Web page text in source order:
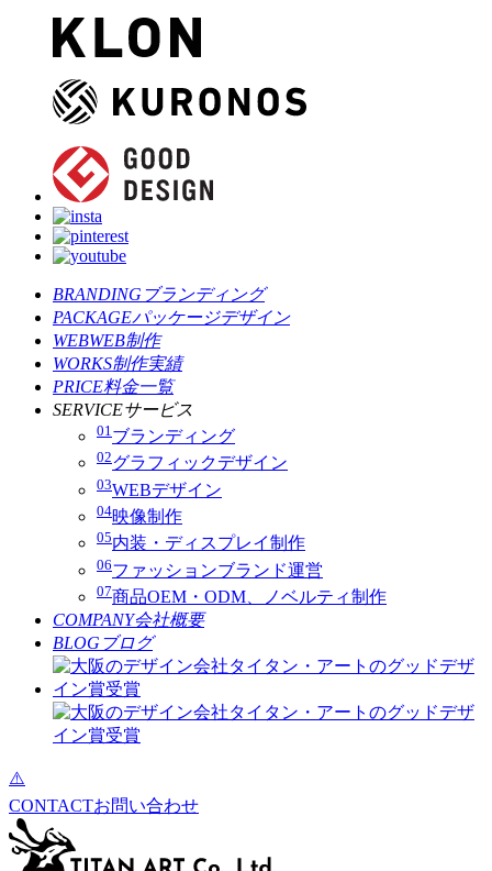
BRANDING ブランディング
PACKAGEパッケージデザイン
WEBWEB制作
WORKS制作実績
PRICE料金一覧
SERVICEサービス
01 ブランディング
02グラフィックデザイン
03WEBデザイン
04映像制作
05内装・ディスプレイ制作
06ファッションブランド運営
07商品OEM・ODM、ノベルティ制作
COMPANY会社概要
BLOG ブログ
CONTACTお問い合わせ